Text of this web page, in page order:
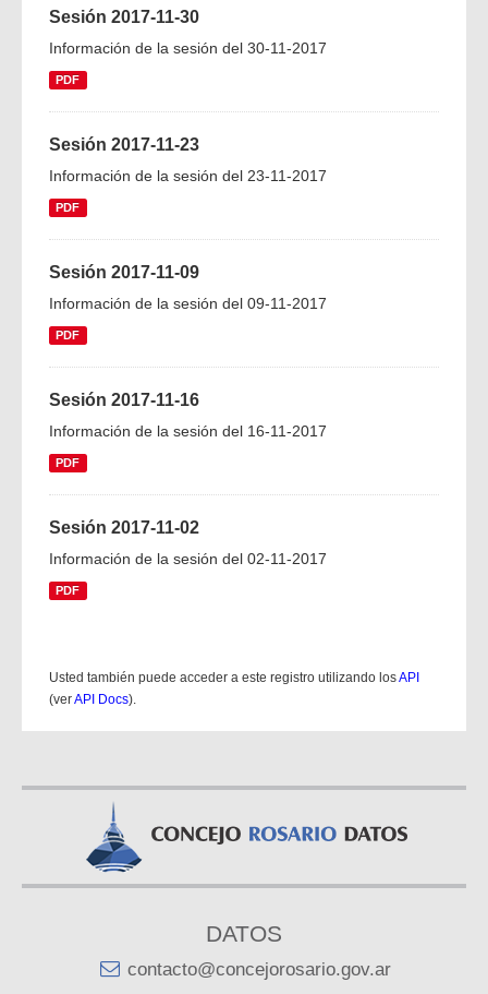
Sesión 2017-11-30
Información de la sesión del 30-11-2017
PDF
Sesión 2017-11-23
Información de la sesión del 23-11-2017
PDF
Sesión 2017-11-09
Información de la sesión del 09-11-2017
PDF
Sesión 2017-11-16
Información de la sesión del 16-11-2017
PDF
Sesión 2017-11-02
Información de la sesión del 02-11-2017
PDF
Usted también puede acceder a este registro utilizando losAPI
(verAPI Docs).
DATOS
contacto@concejorosario.gov.ar